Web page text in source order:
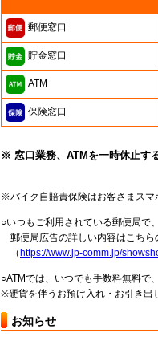
郵便窓口
貯金窓口
ATM
保険窓口
※ 窓口業務、ATMを一時休止す
※バイク自賠責保険はお客さまスマ
○いつもご利用されている郵便局で
郵便局広告の詳しい内容はこちら
（ https://www.jp-comm.jp/
○ATMでは、いつでも手数料無料で
※硬貨を伴うお預け入れ・お引き出
お知らせ